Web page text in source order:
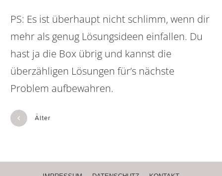
PS: Es ist überhaupt nicht schlimm, wenn dir
mehr als genug Lösungsideen einfallen. Du
hast ja die Box übrig und kannst die
überzähligen Lösungen für’s nächste
Problem aufbewahren.
Älter